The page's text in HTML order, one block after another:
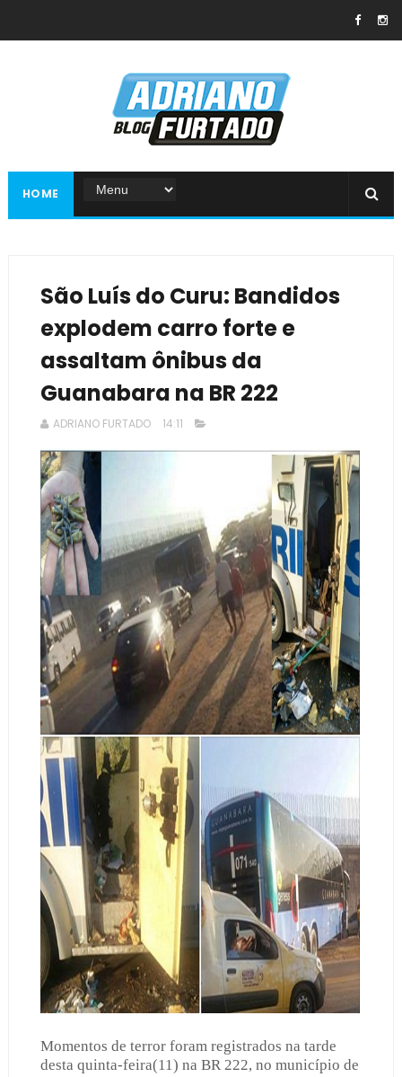
HOME
São Luís do Curu: Bandidos
explodem carro forte e
assaltam ônibus da
Guanabara na BR 222
ADRIANO FURTADO 14:11
Momentos de terror foram registrados na tarde
desta quinta-feira(11) na BR 222, no município de